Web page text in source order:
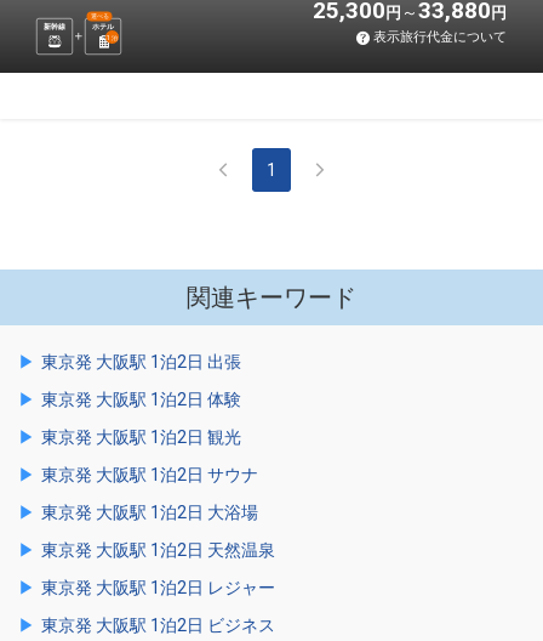
新幹線 ホテル
選べる
1 泊
25,300 円 33,880 円
表示旅行代金について
1
関連キーワード
東京発 大阪駅 1泊2日 出張
東京発 大阪駅 1泊2日 体験
東京発 大阪駅 1泊2日 観光
東京発 大阪駅 1泊2日 サウナ
東京発 大阪駅 1泊2日 大浴場
東京発 大阪駅 1泊2日 天然温泉
東京発 大阪駅 1泊2日 レジャー
東京発 大阪駅 1泊2日 ビジネス